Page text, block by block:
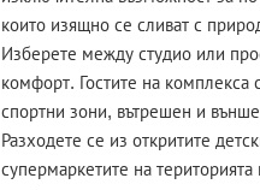
които изящно се сливат с
Изберете между студио или
комфорт. Гостите на комплекса
спортни зони, вътрешен и
Разходете се из откритите
супермаркетите на